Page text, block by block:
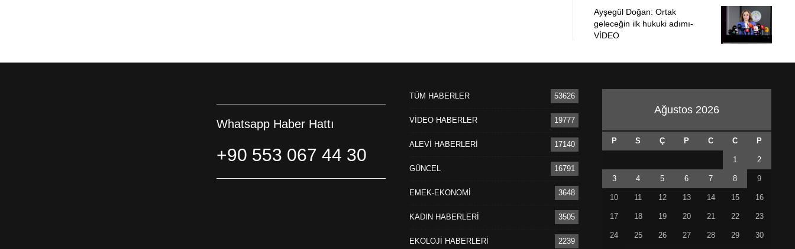
Ayşegül Doğan: Ortak
geleceğin ilk hukuki adımı-
VİDEO
Whatsapp Haber Hattı
+90 553 067 44 30
TÜM HABERLER 53626
VİDEO HABERLER 19777
ALEVİ HABERLERİ 17140
GÜNCEL 16791
EMEK-EKONOMİ 3648
KADIN HABERLERİ 3505
EKOLOJİ HABERLERİ 2239
Ağustos 2026
P S Ç P C C P
1 2
3 4 5 6 7 8 9
10 11 12 13 14 15 16
17 18 19 20 21 22 23
24 25 26 27 28 29 30